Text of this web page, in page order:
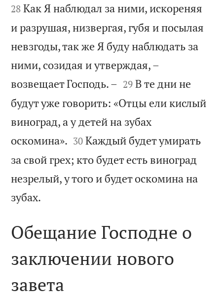
28 Как Я наблюдал за ними, искореняя
и разрушая, низвергая, губя и посылая
невзгоды, так же Я буду наблюдать за
ними, созидая и утверждая, –
возвещает Господь. – 

29 В те дни не
будут уже говорить: «Отцы ели кислый
виноград, а у детей на зубах
оскомина». 

30 Каждый будет умирать
за свой грех; кто будет есть виноград
незрелый, у того и будет оскомина на
зубах.
Обещание Господне о
заключении нового
завета